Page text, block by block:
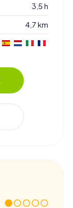
3,5 h
4,7 km